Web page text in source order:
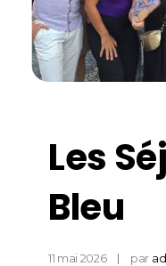
Les
Bleu
11 mai 2026 par